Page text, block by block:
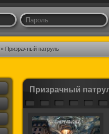
» Призрачный патруль
Призрачный